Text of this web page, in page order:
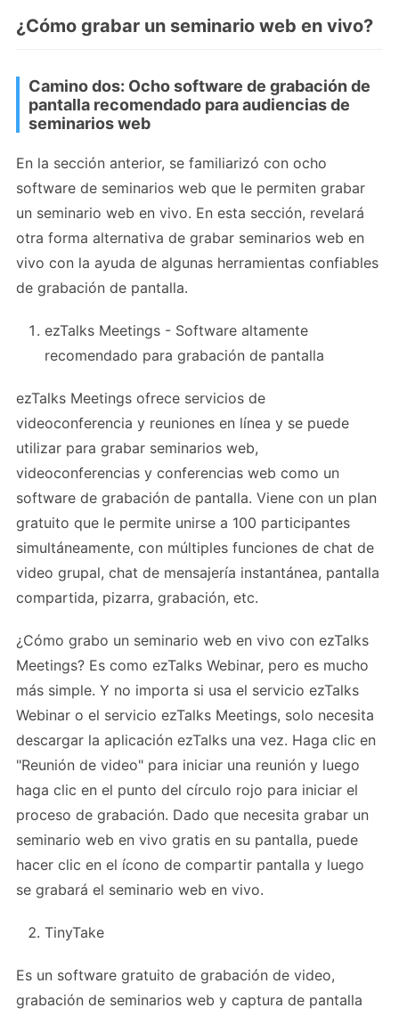
¿Cómo grabar un seminario web en vivo?
Camino dos: Ocho software de grabación de
pantalla recomendado para audiencias de
seminarios web
En la sección anterior, se familiarizó con ocho
software de seminarios web que le permiten grabar
un seminario web en vivo. En esta sección, revelará
otra forma alternativa de grabar seminarios web en
vivo con la ayuda de algunas herramientas confiables
de grabación de pantalla.
ezTalks Meetings - Software altamente
recomendado para grabación de pantalla
ezTalks Meetings ofrece servicios de
videoconferencia y reuniones en línea y se puede
utilizar para grabar seminarios web,
videoconferencias y conferencias web como un
software de grabación de pantalla. Viene con un plan
gratuito que le permite unirse a 100 participantes
simultáneamente, con múltiples funciones de chat de
video grupal, chat de mensajería instantánea, pantalla
compartida, pizarra, grabación, etc.
¿Cómo grabo un seminario web en vivo con ezTalks
Meetings? Es como ezTalks Webinar, pero es mucho
más simple. Y no importa si usa el servicio ezTalks
Webinar o el servicio ezTalks Meetings, solo necesita
descargar la aplicación ezTalks una vez. Haga clic en
"Reunión de video" para iniciar una reunión y luego
haga clic en el punto del círculo rojo para iniciar el
proceso de grabación. Dado que necesita grabar un
seminario web en vivo gratis en su pantalla, puede
hacer clic en el ícono de compartir pantalla y luego
se grabará el seminario web en vivo.
TinyTake
Es un software gratuito de grabación de video,
grabación de seminarios web y captura de pantalla